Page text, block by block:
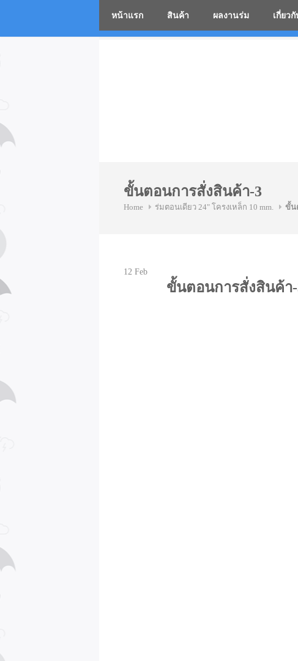
หน้าแรก สินค้า ผลงานร่ม เกี่ยวกั
ขั้นตอนการสั่งสินค้า-3
Home ร่มตอนเดียว 24" โครงเหล็ก 10 mm. ขั้น
12 Feb
ขั้นตอนการสั่งสินค้า
โรงงานร่มสก